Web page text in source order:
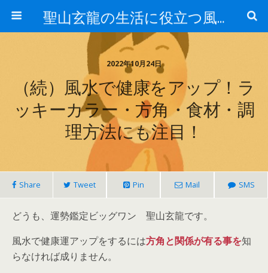
聖山玄龍の生活に役立つ風水
2022年10月24日
（続）風水で健康をアップ！ラ
ッキーカラー・方角・食材・調
理方法にも注目！
Share Tweet Pin Mail SMS
どうも、運勢鑑定ビッグワン 聖山玄龍です。
風水で健康運アップをするには方角と関係が有る事を知
らなければ成りません。